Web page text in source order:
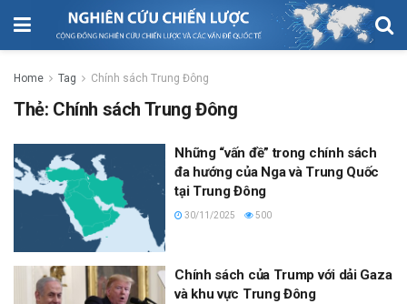
Home Tag Chính sách Trung Đông
Thẻ: Chính sách Trung Đông
Những “vấn đề” trong chính sách
đa hướng của Nga và Trung Quốc
tại Trung Đông
30/11/2025 500
Chính sách của Trump với dải Gaza
và khu vực Trung Đông